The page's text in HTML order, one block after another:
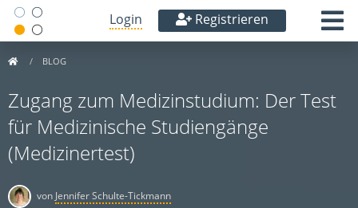
Login Registrieren
BLOG
Zugang zum Medizinstudium: Der Test
für Medizinische Studiengänge
(Medizinertest)
von Jennifer Schulte-Tickmann